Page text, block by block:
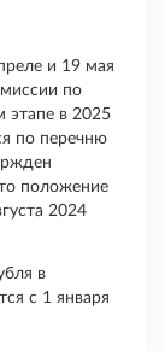
и 19 мая
по
этапе в 2025
по перечню
положение
2024
в
с 1 января